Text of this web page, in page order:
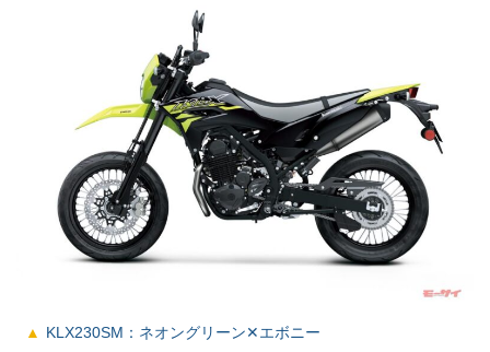
KLX230SM：ネオングリーン✕エボニー